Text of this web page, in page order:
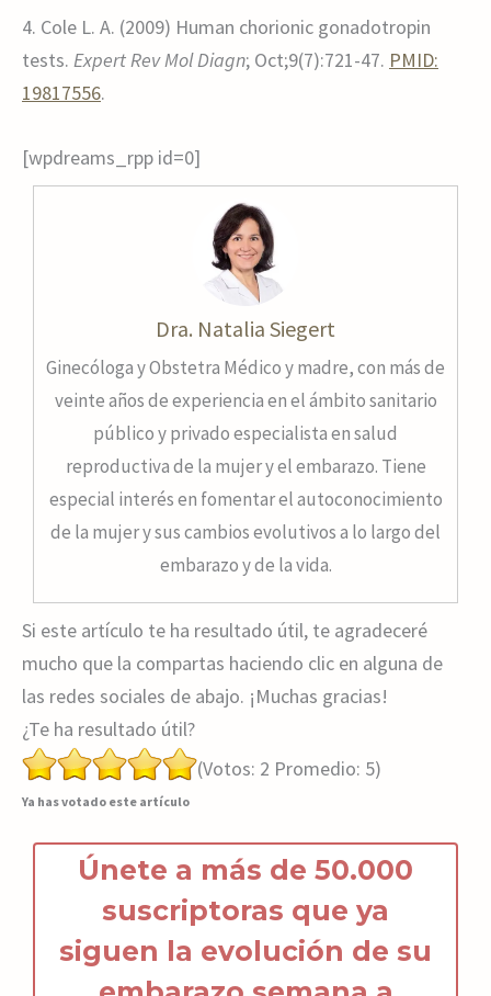
4. Cole L. A. (2009) Human chorionic gonadotropin
tests. Expert Rev Mol Diagn; Oct;9(7):721-47. PMID:
19817556.
[wpdreams_rpp id=0]
Dra. Natalia Siegert
Ginecóloga y Obstetra Médico y madre, con más de
veinte años de experiencia en el ámbito sanitario
público y privado especialista en salud
reproductiva de la mujer y el embarazo. Tiene
especial interés en fomentar el autoconocimiento
de la mujer y sus cambios evolutivos a lo largo del
embarazo y de la vida.
Si este artículo te ha resultado útil, te agradeceré
mucho que la compartas haciendo clic en alguna de
las redes sociales de abajo. ¡Muchas gracias!
¿Te ha resultado útil?
(Votos: 2 Promedio: 5)
Ya has votado este artículo
Únete a más de 50.000
suscriptoras que ya
siguen la evolución de su